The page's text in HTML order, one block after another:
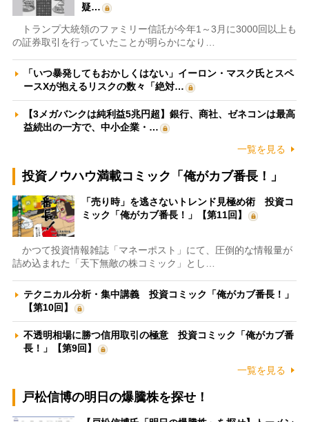
疑…
トランプ大統領のファミリー信託が今年1～3月に3000回以上も
の証券取引を行っていたことが明らかになり…
「いつ暴発してもおかしくはない」イーロン・マスク氏とスペ
ースXが抱えるリスクの数々「絶対…
【3メガバンクは純利益5兆円超】銀行、商社、ゼネコンは最高
益続出の一方で、中小企業・…
一覧を見る
投資ノウハウ満載コミック「俺がカブ番長！」
「売り時」を逃さないトレンド見極め術 投資コ
ミック「俺がカブ番長！」【第11回】
かつて投資情報雑誌「マネーポスト」にて、圧倒的な情報量が
詰め込まれた「天下無敵の株コミック」とし…
テクニカル分析・集中講義 投資コミック「俺がカブ番長！」
【第10回】
不透明相場に勝つ信用取引の極意 投資コミック「俺がカブ番
長！」【第9回】
一覧を見る
戸松信博の明日の爆騰株を探せ！